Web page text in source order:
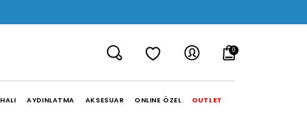
0
HALI AYDINLATMA AKSESUAR ONLINE ÖZEL OUTLET